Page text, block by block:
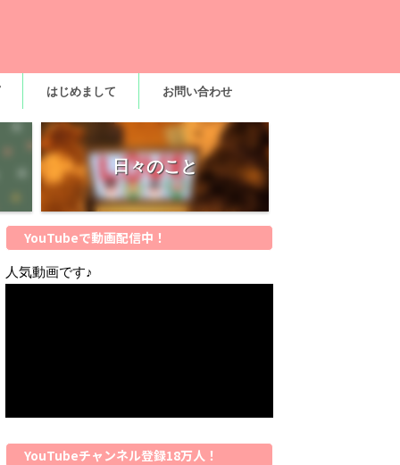
はじめまして お問い合わせ
日々のこと
YouTubeで動画配信中！
人気動画です♪
YouTubeチャンネル登録18万人！